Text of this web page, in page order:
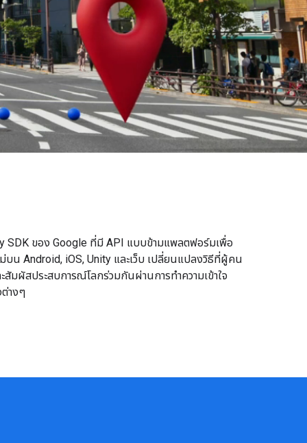
SDK ของ Google ที่มี API แบบข้ามแพลตฟอร์มเพื่อ
น Android, iOS, Unity และเว็บ เปลี่ยนแปลงวิธีที่ผู้คน
สัมผัสประสบการณ์โลกร่วมกันผ่านการทำความเข้าใจ
างๆ